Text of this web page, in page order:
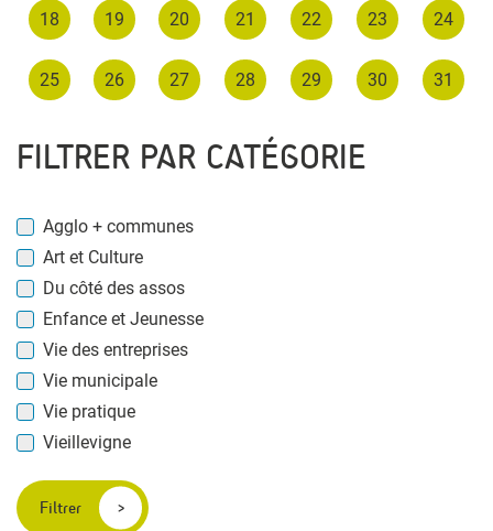
18 19 20 21 22 23 24
25 26 27 28 29 30 31
FILTRER PAR CATÉGORIE
Agglo + communes
Art et Culture
Du côté des assos
Enfance et Jeunesse
Vie des entreprises
Vie municipale
Vie pratique
Vieillevigne
Filtrer